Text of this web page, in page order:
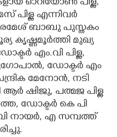
ഓറിയോൺ പിള്ള,
പിള്ള എന്നിവർ
രമേശ് ബാബു പുസ്തകം
കൃഷ്ണമൂർത്തി മുഖ്യ
എം.വി പിള്ള,
ഡോക്ടർ എം
മേനോൻ, നടി
ആർ ഷിജു, പത്മജ പിള്ള
ഡോക്ടർ കെ പി
നായർ, എ സമ്പത്ത്